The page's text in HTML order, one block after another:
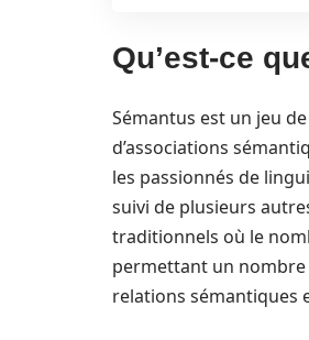
Qu’est-ce
Sémantus est un jeu
d’associations
les passionnés de
suivi de plusieurs
traditionnels où le
permettant un
relations sémantiques